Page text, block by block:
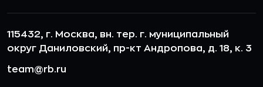
115432, г. Москва, вн. тер. г. муниципальный
округ Даниловский, пр-кт Андропова, д. 18, к. 3
team@rb.ru